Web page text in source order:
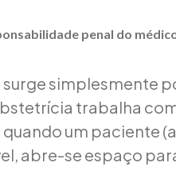
penal do
simplesmente
trabalha
um paciente
abre-se espaço